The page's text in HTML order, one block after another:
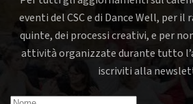
eventi del CSC e di Dance Well, per
quinte, dei processi creativi, e per
attività organizzate durante tutto
iscriviti alla